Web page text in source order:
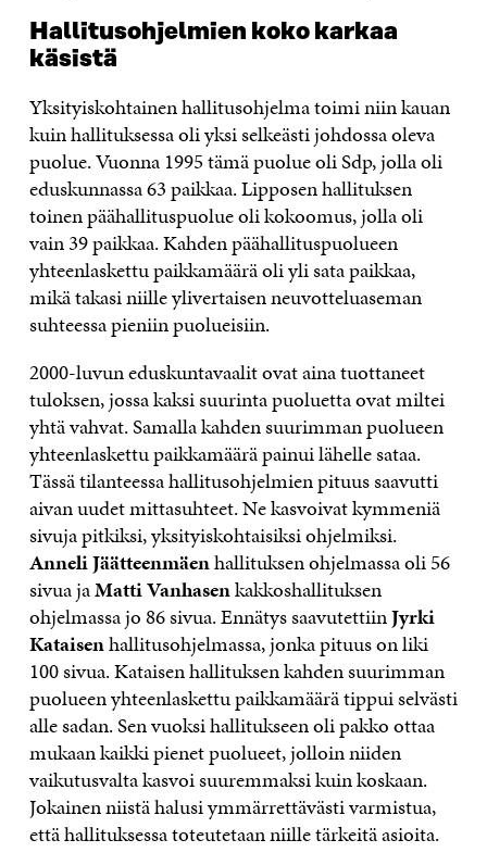
Hallitusohjelmien koko karkaa
käsistä
Yksityiskohtainen hallitusohjelma toimi niin kauan
kuin hallituksessa oli yksi selkeästi johdossa oleva
puolue. Vuonna 1995 tämä puolue oli Sdp, jolla oli
eduskunnassa 63 paikkaa. Lipposen hallituksen
toinen päähallituspuolue oli kokoomus, jolla oli
vain 39 paikkaa. Kahden päähallituspuolueen
yhteenlaskettu paikkamäärä oli yli sata paikkaa,
mikä takasi niille ylivertaisen neuvotteluaseman
suhteessa pieniin puolueisiin.
2000-luvun eduskuntavaalit ovat aina tuottaneet
tuloksen, jossa kaksi suurinta puoluetta ovat miltei
yhtä vahvat. Samalla kahden suurimman puolueen
yhteenlaskettu paikkamäärä painui lähelle sataa.
Tässä tilanteessa hallitusohjelmien pituus saavutti
aivan uudet mittasuhteet. Ne kasvoivat kymmeniä
sivuja pitkiksi, yksityiskohtaisiksi ohjelmiksi.
Anneli Jäätteenmäenhallituksen ohjelmassa oli 56
sivua jaMatti Vanhasenkakkoshallituksen
ohjelmassa jo 86 sivua. Ennätys saavutettiinJyrki
Kataisenhallitusohjelmassa, jonka pituus on liki
100 sivua. Kataisen hallituksen kahden suurimman
puolueen yhteenlaskettu paikkamäärä tippui selvästi
alle sadan. Sen vuoksi hallitukseen oli pakko ottaa
mukaan kaikki pienet puolueet, jolloin niiden
vaikutusvalta kasvoi suuremmaksi kuin koskaan.
Jokainen niistä halusi ymmärrettävästi varmistua,
että hallituksessa toteutetaan niille tärkeitä asioita.